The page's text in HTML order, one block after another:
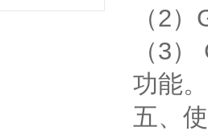
（2
（3
功能。
五、